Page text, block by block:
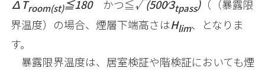
∆Troom(st)≦180かつ≦√(500⁄3tpass)（（暴露限
界温度）の場合、煙層下端高さはHlim、となりま
す。
暴露限界温度は、居室検証や階検証においても煙